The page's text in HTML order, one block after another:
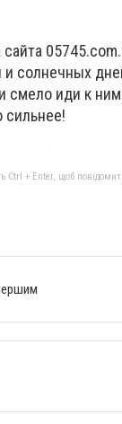
солнечных
иди к
сильнее!
Ctrl + Enter, щоб